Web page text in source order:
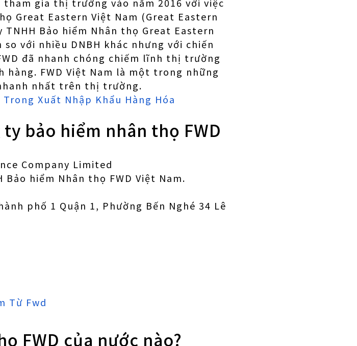
Great Eastern Việt Nam (Great Eastern
Bảo hiểm Nhân thọ Great Eastern
với nhiều DNBH khác nhưng với chiến
đã nhanh chóng chiếm lĩnh thị trường
FWD Việt Nam là một trong những
nhất trên thị trường.
Trong Xuất Nhập Khẩu Hàng Hóa
bảo hiểm nhân thọ FWD
Company Limited
hiểm Nhân thọ FWD Việt Nam.
phố 1 Quận 1, Phường Bến Nghé 34 Lê
Từ Fwd
FWD của nước nào?